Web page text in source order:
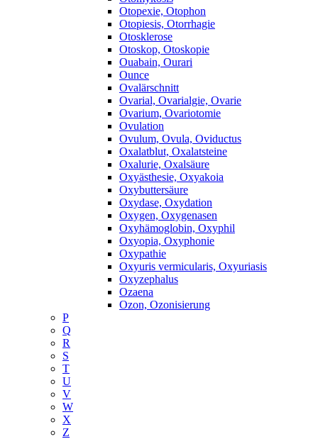
Otopexie, Otophon
Otopiesis, Otorrhagie
Otosklerose
Otoskop, Otoskopie
Ouabain, Ourari
Ounce
Ovalärschnitt
Ovarial, Ovarialgie, Ovarie
Ovarium, Ovariotomie
Ovulation
Ovulum, Ovula, Oviductus
Oxalatblut, Oxalatsteine
Oxalurie, Oxalsäure
Oxyästhesie, Oxyakoia
Oxybuttersäure
Oxydase, Oxydation
Oxygen, Oxygenasen
Oxyhämoglobin, Oxyphil
Oxyopia, Oxyphonie
Oxypathie
Oxyuris vermicularis, Oxyuriasis
Oxyzephalus
Ozaena
Ozon, Ozonisierung
P
Q
R
S
T
U
V
W
X
Z